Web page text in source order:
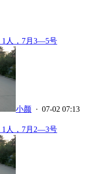
1人，7月3—5号
小颜 · 07-02 07:13
1人，7月2—3号